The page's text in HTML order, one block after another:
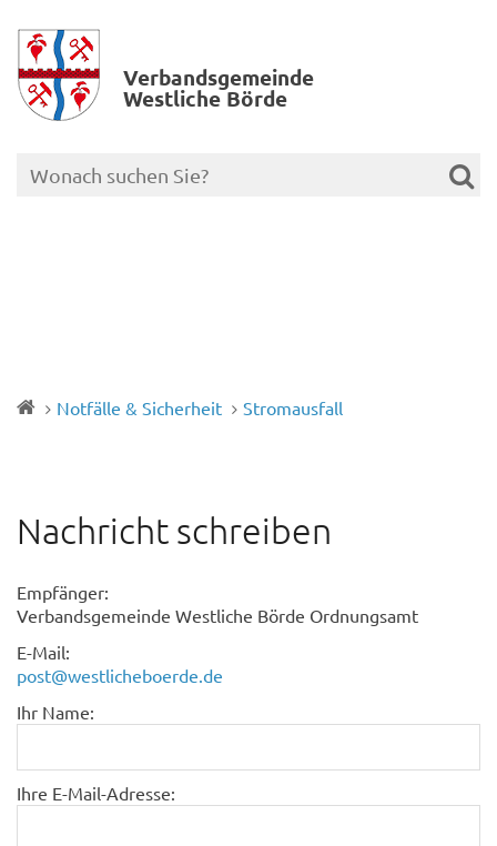
Verbands­gemeinde
Westliche Börde
Notfälle & Sicherheit Stromausfall
Nachricht schreiben
Empfänger:
Verbandsgemeinde Westliche Börde Ordnungsamt
E-Mail:
post@westlicheboerde.de
Ihr Name:
Ihre E-Mail-Adresse: